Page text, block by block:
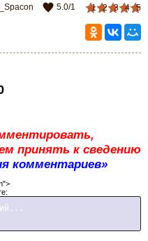
1 2 3 4 5
5.0/1
принять к сведению
комментариев»